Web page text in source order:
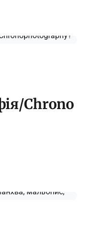
Chrono